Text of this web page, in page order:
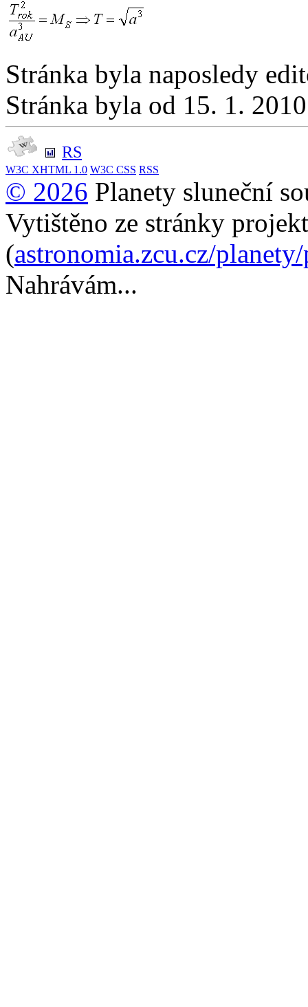
Stránka byla naposledy
Stránka byla od 15. 1.
RS
W3C XHTML 1.0 W3C CSS RSS
© 2026 Planety sluneční
Vytištěno ze stránky
(astronomia.zcu.cz/
Nahrávám...